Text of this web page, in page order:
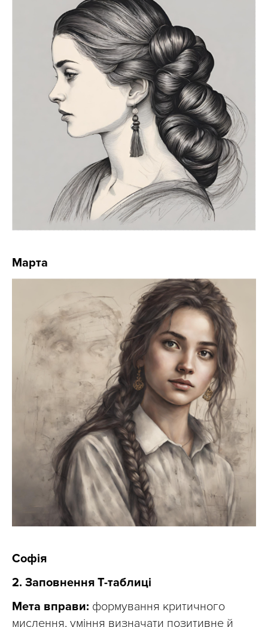
Марта
Софія
2. Заповнення Т-таблиці
Мета вправи: формування критичного
мислення, уміння визначати позитивне й